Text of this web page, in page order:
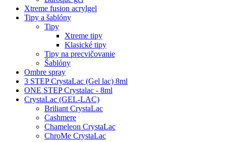
Xtreme fusion acrylgel
Tipy a šablóny
Tipy
Xtreme tipy
Klasické tipy
Tipy na precvičovanie
Šablóny
Ombre spray
3 STEP CrystaLac (Gel lac) 8ml
ONE STEP Crystalac - 8ml
CrystaLac (GEL-LAC)
Briliant CrystaLac
Cashmere
Chameleon CrystaLac
ChroMe CrystaLac